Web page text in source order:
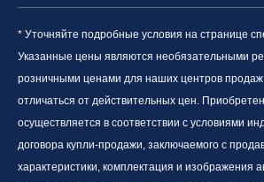
* Уточняйте подробные условия на странице
Указанные цены являются необязательными
розничными ценами для наших центров продаж
отличаться от действительных цен.
осуществляется в соответствии с условиями
договора купли-продажи, заключаемого с
характеристики, комплектация и изображения